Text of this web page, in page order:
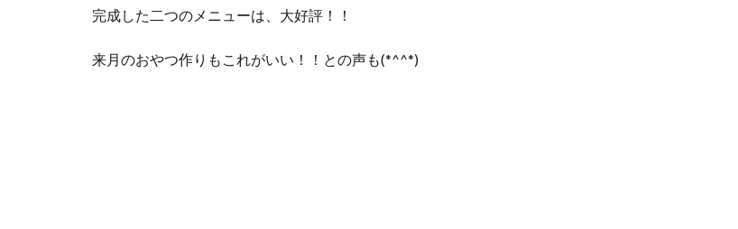
完成した二つのメニューは、大好評！！
来月のおやつ作りもこれがいい！！との声も(*^^*)